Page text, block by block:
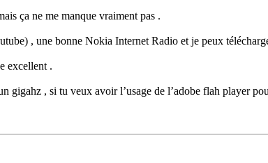
ça ne me manque vraiment pas .
, une bonne Nokia Internet Radio et je peux
excellent .
gigahz , si tu veux avoir l’usage de l’adobe flah player